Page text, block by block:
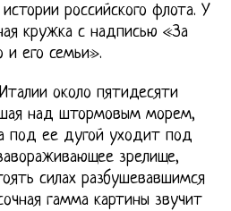
российского флота. У
кружка с надписью «За
и его семьи».
около пятидесяти
над штормовым морем,
под ее дугой уходит под
зрелище,
силах разбушевавшимся
гамма картины звучит